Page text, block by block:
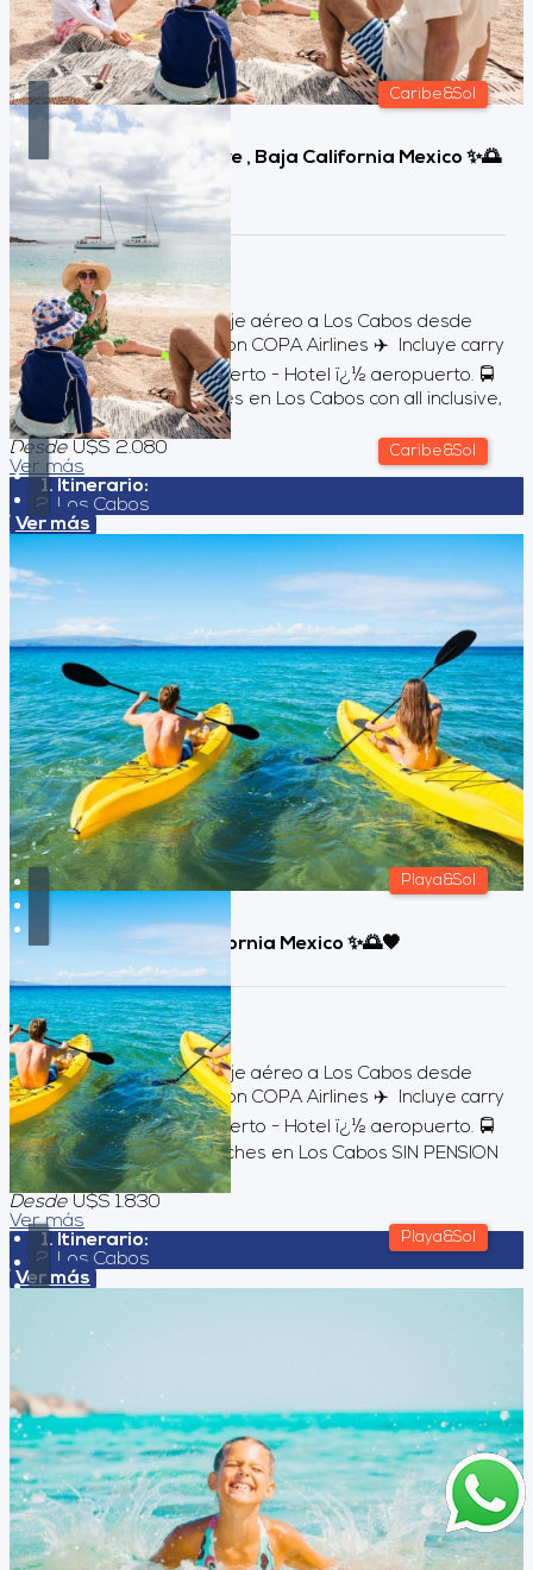
Caribe&Sol
Caribe&Sol
Los Cabos, All Inclusive , Baja California Mexico ✨🌅
🧡
Duración:
8Días 7Noches
Servicios incluidos Pasaje aéreo a Los Cabos desde
Buenos Aires volando con COPA Airlines ✈️ Incluye carry
on 👜 Traslados aeropuerto - Hotel ï¿½ aeropuerto. 🚍
Alojamiento por 7 noches en Los Cabos con all inclusive,
en base doble.&#...
Desde U$S 2.080
Ver más
Itinerario:
Los Cabos
Ver más
Playa&Sol
Playa&Sol
Los Cabos, Baja California Mexico ✨🌅🧡
Duración:
8Días7Noches
Servicios incluidos Pasaje aéreo a Los Cabos desde
Buenos Aires volando con COPA Airlines ✈️ Incluye carry
on 👜 Traslados aeropuerto - Hotel ï¿½ aeropuerto. 🚍
🏨 Alojamiento por 7 noches en Los Cabos SIN PENSION
, en base dob...
Desde U$S 1.830
Ver más
Itinerario:
Los Cabos
Ver más